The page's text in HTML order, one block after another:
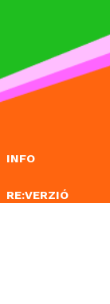
INFO
RE:VERZIÓ